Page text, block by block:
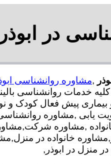
در
,مشاوره روانشناسی
خدمات روانشناسی
بیماری پیش فعال کودک و
یابی ,مشاوره
,مشاوره
خانواده در
منزل در ابوذر,